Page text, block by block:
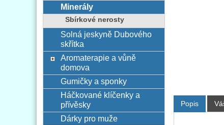
Popis
Minerály
Sbírkové nerosty
Solná jeskyně Dubového
skřítka
Aromaterapie a vůně
domova
Gumičky a sponky
Háčkované klíčenky a
přívěsky
Dárky pro muže